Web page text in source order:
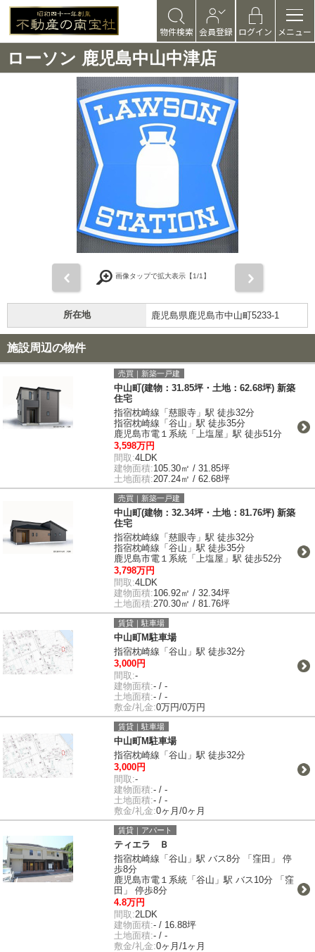
物件検索 会員登録 ログイン メニュー
ローソン 鹿児島中山中津店
画像タップで拡大表示【1/1】
所在地 鹿児島県鹿児島市中山町5233-1
施設周辺の物件
売買｜新築一戸建
中山町(建物：31.85坪・土地：62.68坪) 新築
住宅
指宿枕崎線「慈眼寺」駅 徒歩32分
指宿枕崎線「谷山」駅 徒歩35分
鹿児島市電１系統「上塩屋」駅 徒歩51分
3,598万円
間取:4LDK
建物面積:105.30㎡ / 31.85坪
土地面積:207.24㎡ / 62.68坪
売買｜新築一戸建
中山町(建物：32.34坪・土地：81.76坪) 新築
住宅
指宿枕崎線「慈眼寺」駅 徒歩32分
指宿枕崎線「谷山」駅 徒歩35分
鹿児島市電１系統「上塩屋」駅 徒歩52分
3,798万円
間取:4LDK
建物面積:106.92㎡ / 32.34坪
土地面積:270.30㎡ / 81.76坪
賃貸｜駐車場
中山町M駐車場
指宿枕崎線「谷山」駅 徒歩32分
3,000円
間取:-
建物面積:- / -
土地面積:- / -
敷金/礼金:0万円/0万円
賃貸｜駐車場
中山町M駐車場
指宿枕崎線「谷山」駅 徒歩32分
3,000円
間取:-
建物面積:- / -
土地面積:- / -
敷金/礼金:0ヶ月/0ヶ月
賃貸｜アパート
ティエラ Ｂ
指宿枕崎線「谷山」駅 バス8分 「窪田」 停
歩8分
鹿児島市電１系統「谷山」駅 バス10分 「窪
田」 停歩8分
4.8万円
間取:2LDK
建物面積:- / 16.88坪
土地面積:- / -
敷金/礼金:0ヶ月/1ヶ月